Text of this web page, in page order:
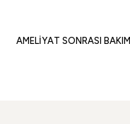
AMELIYAT SONRASI BAKIM